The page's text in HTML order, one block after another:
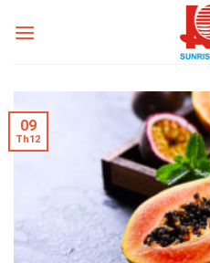
09
Th12